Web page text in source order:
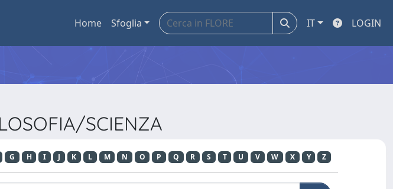
Home Sfoglia IT LOGIN
SCIENZA
G H I J K L M N O P Q R S T U V W X Y Z